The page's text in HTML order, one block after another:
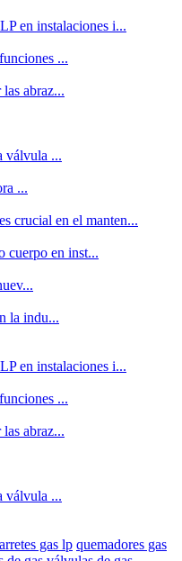
en instalaciones i...
...
abraz...
válvula ...
...
crucial en el manten...
cuerpo en inst...
la indu...
en instalaciones i...
...
abraz...
válvula ...
gas lp quemadores gas